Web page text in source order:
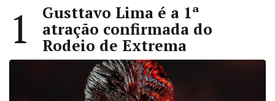
1
Gusttavo Lima é a 1ª
atração confirmada do
Rodeio de Extrema